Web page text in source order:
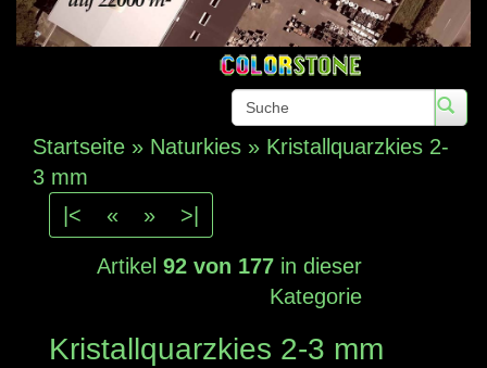
Startseite » Naturkies » Kristallquarzkies 2-
3 mm
|<
« » >|
Artikel92 von 177 in dieser
Kategorie
Kristallquarzkies 2-3 mm